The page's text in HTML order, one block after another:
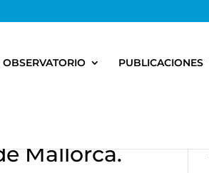
OBSERVATORIO PUBLICACIONES
Mallorca.